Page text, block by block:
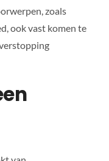
zoals
ook vast komen te